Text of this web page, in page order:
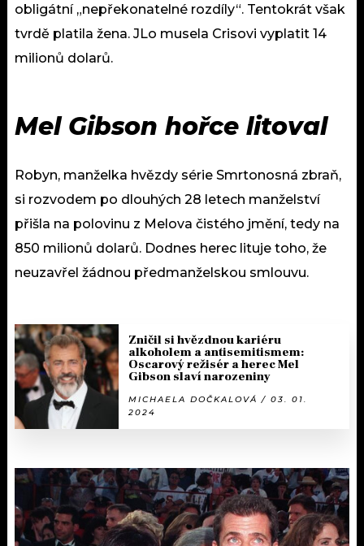
obligátní „nepřekonatelné rozdíly“. Tentokrát však
tvrdě platila žena. JLo musela Crisovi vyplatit 14
milionů dolarů.
Mel Gibson hořce litoval
Robyn, manželka hvězdy série Smrtonosná zbraň,
si rozvodem po dlouhých 28 letech manželství
přišla na polovinu z Melova čistého jmění, tedy na
850 milionů dolarů. Dodnes herec lituje toho, že
neuzavřel žádnou předmanželskou smlouvu.
Zničil si hvězdnou kariéru
alkoholem a antisemitismem:
Oscarový režisér a herec Mel
Gibson slaví narozeniny
MICHAELA DOČKALOVÁ / 03. 01.
2024